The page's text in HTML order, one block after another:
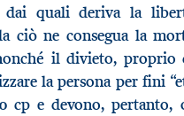
dai quali deriva la
ciò ne consegua la
il divieto, proprio
la persona per fini
cp e devono, pertanto,